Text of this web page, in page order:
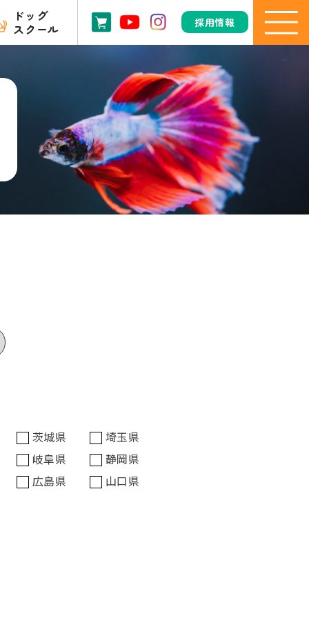
ドッグ
スクール
採用情報
茨城県
埼玉県
岐阜県
静岡県
広島県
山口県